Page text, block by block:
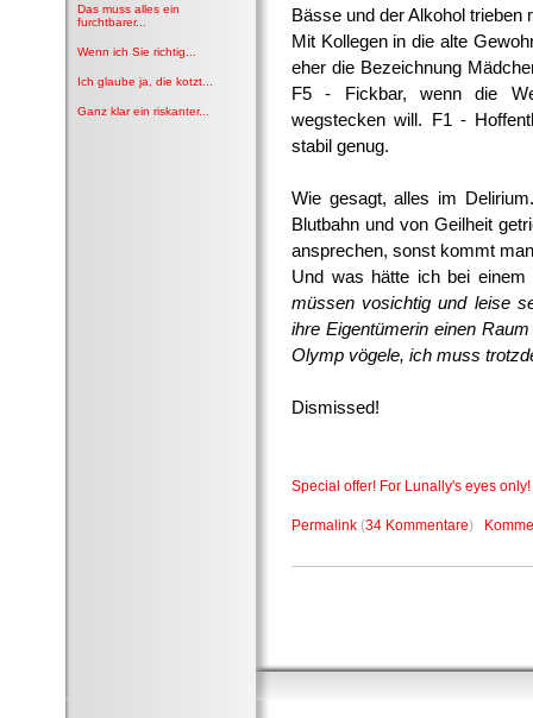
Das muss alles ein
furchtbarer...
Wenn ich Sie richtig...
Ich glaube ja, die kotzt...
Ganz klar ein riskanter...
Bässe und der Alkohol trieben
Mit Kollegen in die alte
eher die Bezeichnung
F5 - Fickbar, wenn die
wegstecken will. F1 -
stabil genug.
Wie gesagt, alles im
Blutbahn und von Geilheit
ansprechen, sonst kommt
Und was hätte ich bei
müssen vosichtig und leise
ihre Eigentümerin einen
Olymp vögele, ich muss
Dismissed!
Special offer! For Lunally's eyes only!
Permalink (34 Kommentare)